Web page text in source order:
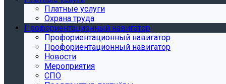
Платные услуги
Охрана труда
Профориентационный навигатор
Профориентационный навигатор
Профориентационный навигатор
Новости
Мероприятия
СПО